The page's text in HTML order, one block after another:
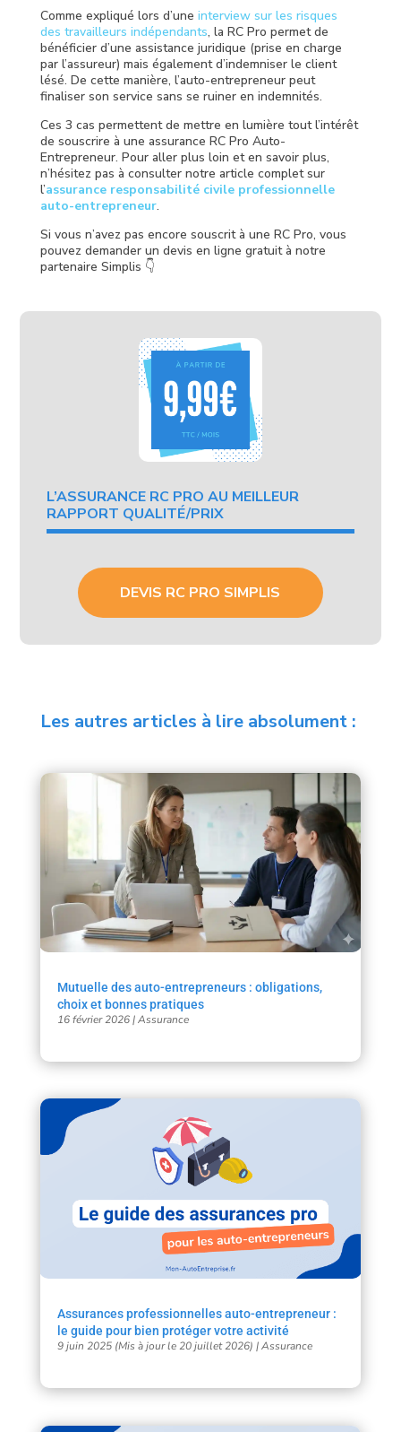
Comme expliqué lors d’une interview sur les risques
des travailleurs indépendants, la RC Pro permet de
bénéficier d’une assistance juridique (prise en charge
par l’assureur) mais également d’indemniser le client
lésé. De cette manière, l’auto-entrepreneur peut
finaliser son service sans se ruiner en indemnités.
Ces 3 cas permettent de mettre en lumière tout l’intérêt
de souscrire à une assurance RC Pro Auto-
Entrepreneur. Pour aller plus loin et en savoir plus,
n’hésitez pas à consulter notre article complet sur
l’assurance responsabilité civile professionnelle
auto-entrepreneur.
Si vous n’avez pas encore souscrit à une RC Pro, vous
pouvez demander un devis en ligne gratuit à notre
partenaire Simplis 👇
L’ASSURANCE RC PRO AU MEILLEUR
RAPPORT QUALITÉ/PRIX
DEVIS RC PRO SIMPLIS
Les autres articles à lire absolument :
Mutuelle des auto-entrepreneurs : obligations,
choix et bonnes pratiques
16 février 2026|Assurance
Assurances professionnelles auto-entrepreneur :
le guide pour bien protéger votre activité
9 juin 2025 (Mis à jour le 20 juillet 2026) |Assurance